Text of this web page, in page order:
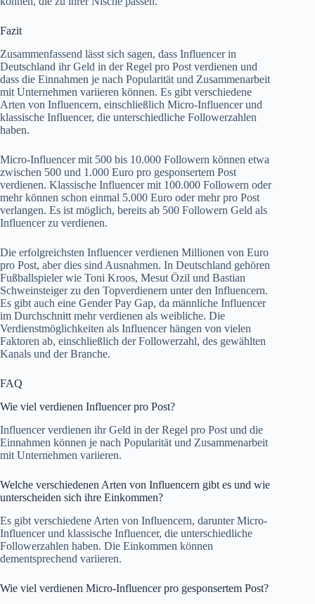
Fazit
Zusammenfassend lässt sich sagen, dass Influencer in
Deutschland ihr Geld in der Regel pro Post verdienen und
dass die Einnahmen je nach Popularität und Zusammenarbeit
mit Unternehmen variieren können. Es gibt verschiedene
Arten von Influencern, einschließlich Micro-Influencer und
klassische Influencer, die unterschiedliche Followerzahlen
haben.
Micro-Influencer mit 500 bis 10.000 Followern können etwa
zwischen 500 und 1.000 Euro pro gesponsertem Post
verdienen. Klassische Influencer mit 100.000 Followern oder
mehr können schon einmal 5.000 Euro oder mehr pro Post
verlangen. Es ist möglich, bereits ab 500 Followern Geld als
Influencer zu verdienen.
Die erfolgreichsten Influencer verdienen Millionen von Euro
pro Post, aber dies sind Ausnahmen. In Deutschland gehören
Fußballspieler wie Toni Kroos, Mesut Özil und Bastian
Schweinsteiger zu den Topverdienern unter den Influencern.
Es gibt auch eine Gender Pay Gap, da männliche Influencer
im Durchschnitt mehr verdienen als weibliche. Die
Verdienstmöglichkeiten als Influencer hängen von vielen
Faktoren ab, einschließlich der Followerzahl, des gewählten
Kanals und der Branche.
FAQ
Wie viel verdienen Influencer pro Post?
Influencer verdienen ihr Geld in der Regel pro Post und die
Einnahmen können je nach Popularität und Zusammenarbeit
mit Unternehmen variieren.
Welche verschiedenen Arten von Influencern gibt es und wie
unterscheiden sich ihre Einkommen?
Es gibt verschiedene Arten von Influencern, darunter Micro-
Influencer und klassische Influencer, die unterschiedliche
Followerzahlen haben. Die Einkommen können
dementsprechend variieren.
Wie viel verdienen Micro-Influencer pro gesponsertem Post?